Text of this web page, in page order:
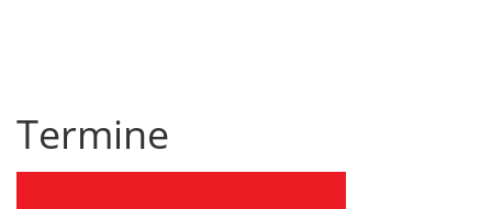
Termine